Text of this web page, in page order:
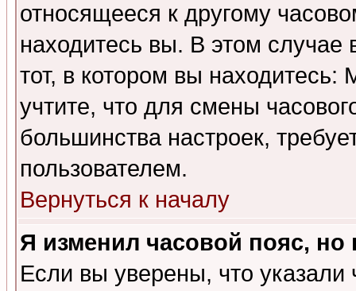
относящееся к другому
находитесь вы. В этом
тот, в котором вы
учтите, что для смены
большинства настроек,
пользователем.
Вернуться к началу
Я изменил часовой пояс,
Если вы уверены, что указали